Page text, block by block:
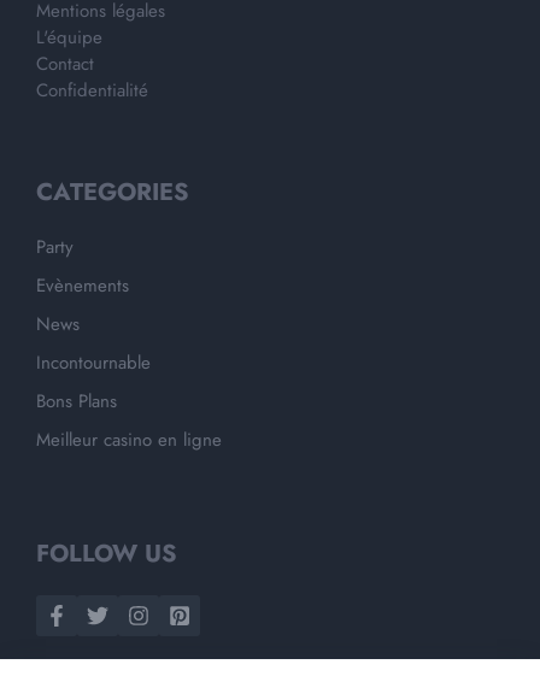
Mentions légales
L'équipe
Contact
Confidentialité
CATEGORIES
Party
Evènements
News
Incontournable
Bons Plans
Meilleur casino en ligne
FOLLOW US